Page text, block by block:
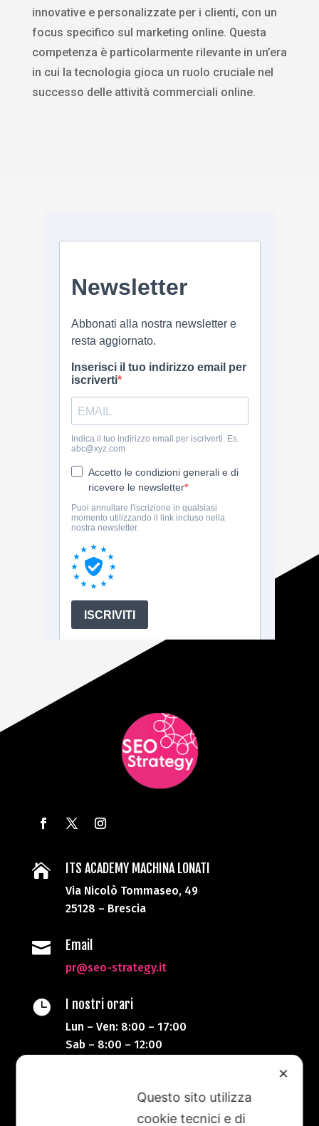
innovative e personalizzate per i clienti, con un
focus specifico sul marketing online. Questa
competenza è particolarmente rilevante in un’era
in cui la tecnologia gioca un ruolo cruciale nel
successo delle attività commerciali online.
 ITS ACADEMY MACHINA LONATI
Via Nicolò Tommaseo, 49
25128 – Brescia
 Email
pr@seo-strategy.it
 I nostri orari
Lun – Ven: 8:00 – 17:00
Sab – 8:00 – 12:00
+39 333 87 20 623
✕
Questo sito utilizza
cookie tecnici e di